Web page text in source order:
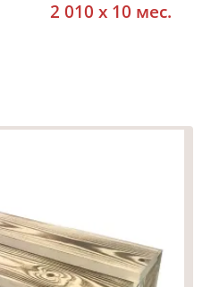
2 010 x 10 мес.